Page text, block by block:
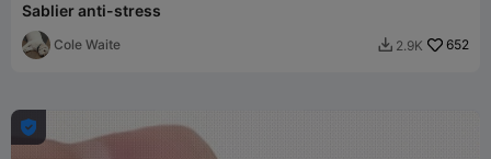
Sablier anti-stress
Cole Waite  2.9K 652
